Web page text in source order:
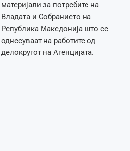
материјали за потребите на
Владата и Собранието на
Република Македонија што се
однесуваат на работите од
делокругот на Агенцијата.